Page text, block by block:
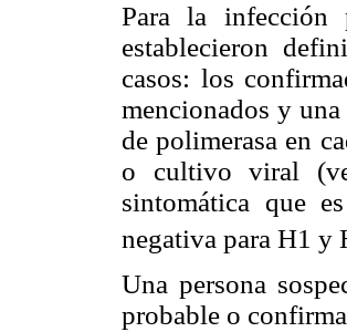
Para la
establecieron
casos: los
mencionados y
de polimerasa en
o cultivo viral
sintomática que
negativa para H1 y
Una persona
probable o